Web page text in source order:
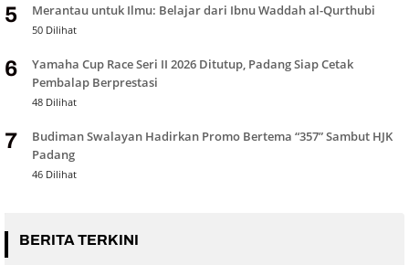
5 Merantau untuk Ilmu: Belajar dari Ibnu Waddah al-Qurthubi
50 Dilihat
6
Yamaha Cup Race Seri II 2026 Ditutup, Padang Siap Cetak
Pembalap Berprestasi
48 Dilihat
7
Budiman Swalayan Hadirkan Promo Bertema “357” Sambut HJK
Padang
46 Dilihat
BERITA TERKINI